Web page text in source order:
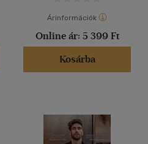
Árinformációk
Online ár: 5 399 Ft
Kosárba